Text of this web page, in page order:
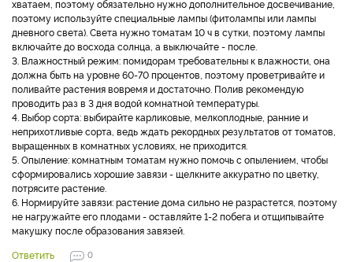
хватаем, поэтому обязательно нужно дополнительное досвечивание,
поэтому используйте специальные лампы (фитолампы или лампы
дневного света). Света нужно томатам 10 ч в сутки, поэтому лампы
включайте до восхода солнца, а выключайте - после.
3. Влажностный режим: помидорам требовательны к влажности, она
должна быть на уровне 60-70 процентов, поэтому проветривайте и
поливайте растения вовремя и достаточно. Полив рекомендую
проводить раз в 3 дня водой комнатной температуры.
4. Выбор сорта: выбирайте карликовые, мелкоплодные, ранние и
неприхотливые сорта, ведь ждать рекордных результатов от томатов,
выращенных в комнатных условиях, не приходится.
5. Опыление: комнатным томатам нужно помочь с опылением, чтобы
сформировались хорошие завязи - щелкните аккуратно по цветку,
потрясите растение.
6. Нормируйте завязи: растение дома сильно не разрастется, поэтому
не нагружайте его плодами - оставляйте 1-2 побега и отщипывайте
макушку после образования завязей.
Ответить
0